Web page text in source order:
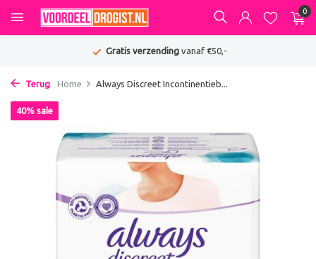
0
Gratis verzendingvanaf €50,-
Terug Home Always Discreet Incontinentieb...
40% sale